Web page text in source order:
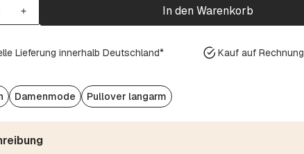
In den Warenkorb
Lieferung innerhalb Deutschland* Kauf auf Rechnung
Damenmode Pullover langarm